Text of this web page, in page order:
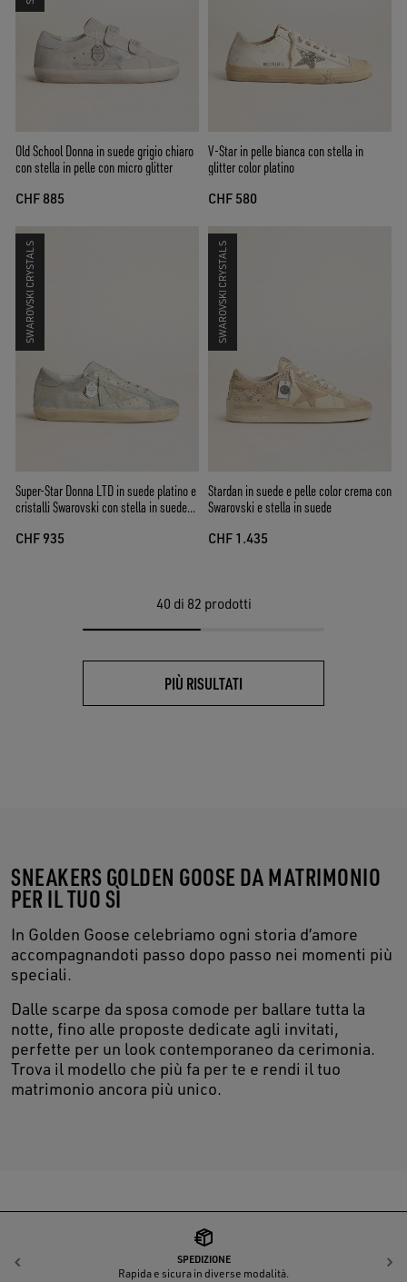
Old School Donna in suede grigio chiaro
con stella in pelle con micro glitter
CHF 885
V-Star in pelle bianca con stella in
glitter color platino
CHF 580
SWAROVSKI CRYSTALS
Super-Star Donna LTD in suede platino e
cristalli Swarovski con stella in suede
CHF 935
SWAROVSKI CRYSTALS
Stardan in suede e pelle color crema con
Swarovski e stella in suede
CHF 1.435
40 di 82 prodotti
PIÙ RISULTATI
SNEAKERS GOLDEN GOOSE DA MATRIMONIO
PER IL TUO SÌ
In Golden Goose celebriamo ogni storia d’amore
accompagnandoti passo dopo passo nei momenti più
speciali.
Dalle scarpe da sposa comode per ballare tutta la
notte, fino alle proposte dedicate agli invitati,
perfette per un look contemporaneo da cerimonia.
Trova il modello che più fa per te e rendi il tuo
matrimonio ancora più unico.
SPEDIZIONE
Rapida e sicura in diverse modalità.
Indietro